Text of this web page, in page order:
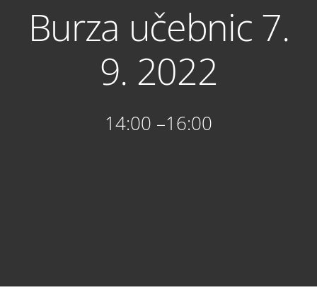
Burza učebnic 7.
9. 2022
14:00 –16:00